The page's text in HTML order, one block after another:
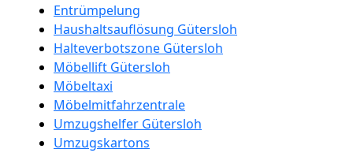
Entrümpelung
Haushaltsauflösung Gütersloh
Halteverbotszone Gütersloh
Möbellift Gütersloh
Möbeltaxi
Möbelmitfahrzentrale
Umzugshelfer Gütersloh
Umzugskartons